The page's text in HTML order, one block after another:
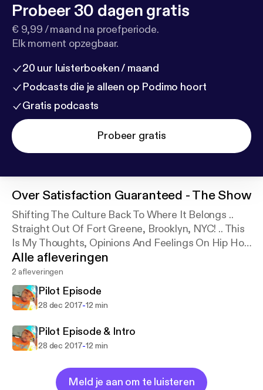
Probeer 30 dagen gratis
€ 9,99 / maand na proefperiode.
Elk moment opzegbaar.
20 uur luisterboeken / maand
Podcasts die je alleen op Podimo hoort
Gratis podcasts
Probeer gratis
Over Satisfaction Guaranteed - The Show
Shifting The Culture Back To Where It Belongs ..
Straight Out Of Fort Greene, Brooklyn, NYC! .. This
Is My Thoughts, Opinions And Feelings On Hip Hop
THE CULTURE And Black/Urban Influence.
Alle afleveringen
2 afleveringen
Pilot Episode
28 dec 2017-12 min
Pilot Episode & Intro
28 dec 2017-12 min
Meld je aan om te luisteren